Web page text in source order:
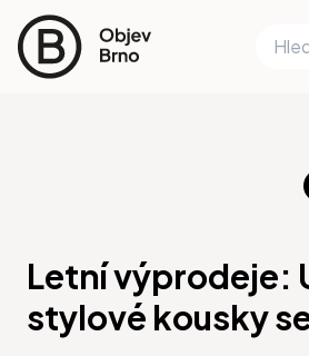
Letní výprodeje:
stylové kousky